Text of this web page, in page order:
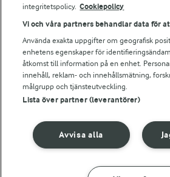
© 2026 Arla Foods
Integritetspolicy
integritetspolicy. Cookiepolicy
Vi och våra partners behandlar data för
Använda exakta uppgifter om geografisk
enhetens egenskaper för
åtkomst till information på en enhet.
innehåll, reklam- och innehållsmätning,
målgrupp och tjänsteutveckling.
Lista över partner (leverantörer)
Avvisa alla